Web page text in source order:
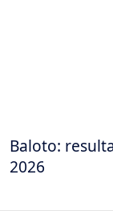
Baloto:
2026